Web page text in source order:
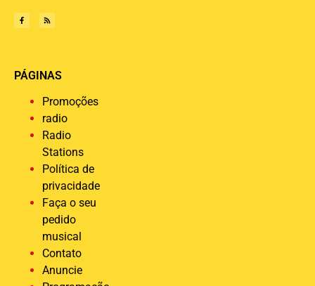
PÁGINAS
Promoções
radio
Radio
Stations
Política de
privacidade
Faça o seu
pedido
musical
Contato
Anuncie